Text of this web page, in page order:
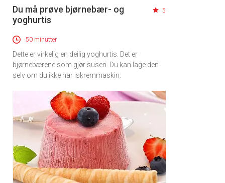
Du må prøve bjørnebær- og
yoghurtis
5
50 minutter
Dette er virkelig en deilig yoghurtis. Det er
bjørnebærene som gjør susen. Du kan lage den
selv om du ikke har iskremmaskin.